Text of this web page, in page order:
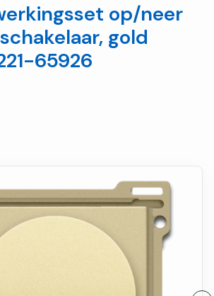
op/neer
gold
65926